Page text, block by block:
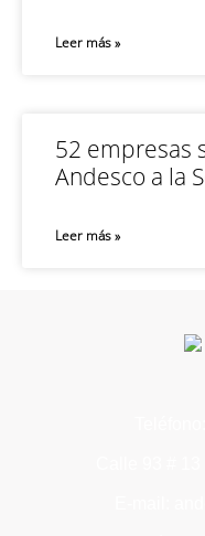
Leer más »
52 empresas
Andesco a la
Leer más »